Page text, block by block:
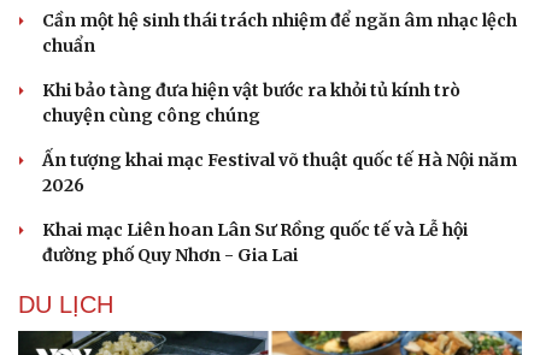
Cần một hệ sinh thái trách nhiệm để ngăn âm nhạc lệch
chuẩn
Khi bảo tàng đưa hiện vật bước ra khỏi tủ kính trò
chuyện cùng công chúng
Ấn tượng khai mạc Festival võ thuật quốc tế Hà Nội năm
2026
Khai mạc Liên hoan Lân Sư Rồng quốc tế và Lễ hội
đường phố Quy Nhơn - Gia Lai
DU LỊCH